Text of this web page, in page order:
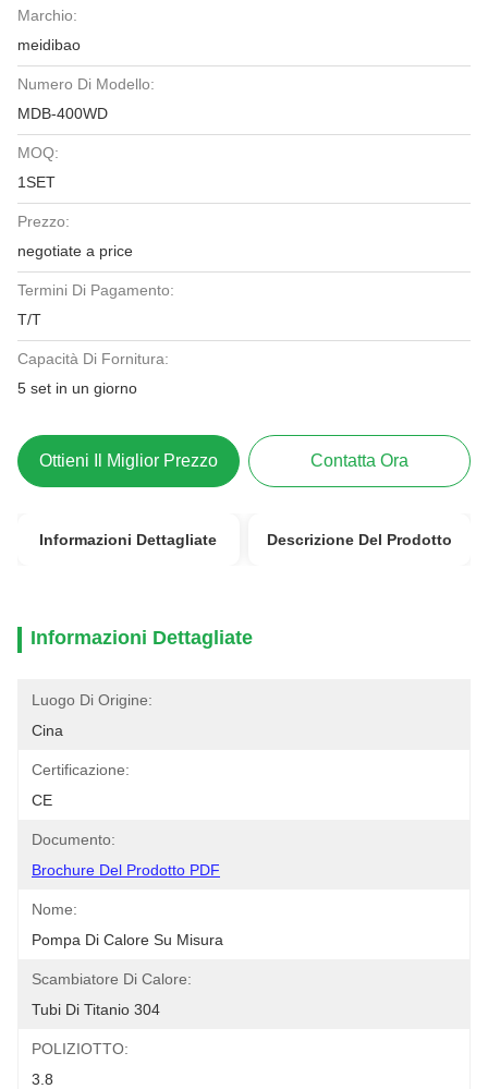
Marchio:
meidibao
Numero Di Modello:
MDB-400WD
MOQ:
1SET
Prezzo:
negotiate a price
Termini Di Pagamento:
T/T
Capacità Di Fornitura:
5 set in un giorno
Ottieni Il Miglior Prezzo Contatta Ora
Informazioni Dettagliate Descrizione Del Prodotto
Informazioni Dettagliate
Luogo Di Origine:
Cina
Certificazione:
CE
Documento:
Brochure Del Prodotto PDF
Nome:
Pompa Di Calore Su Misura
Scambiatore Di Calore:
Tubi Di Titanio 304
POLIZIOTTO:
3.8